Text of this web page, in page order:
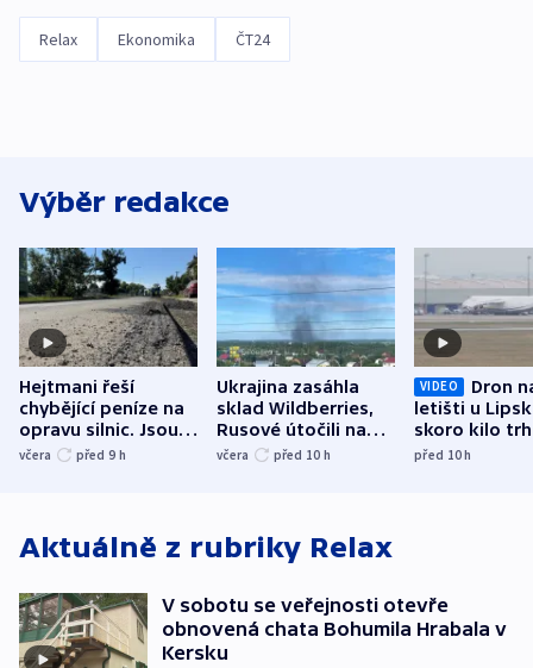
Relax Ekonomika ČT24
Výběr redakce
Hejtmani řeší
chybějící peníze na
opravu silnic. Jsou
nenárokové, namítá
včera před 9 h
Ukrajina zasáhla
sklad Wildberries,
Rusové útočili na
trh, hasiče či
včera před 10 h
VIDEO
Dron
letišti u
skoro kilo
indicie
před 10h
Aktuálně z rubriky Relax
V sobotu se veřejnosti otevře
obnovená chata Bohumila Hrabala v
Kersku